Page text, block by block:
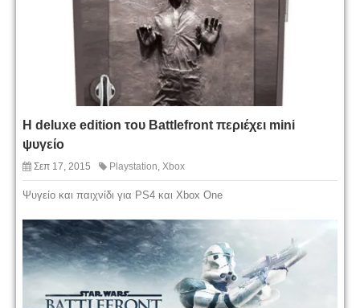
H deluxe edition του Battlefront περιέχει mini
ψυγείο
Σεπ 17, 2015 Playstation, Xbox
Ψυγείο και παιχνίδι για PS4 και Xbox One